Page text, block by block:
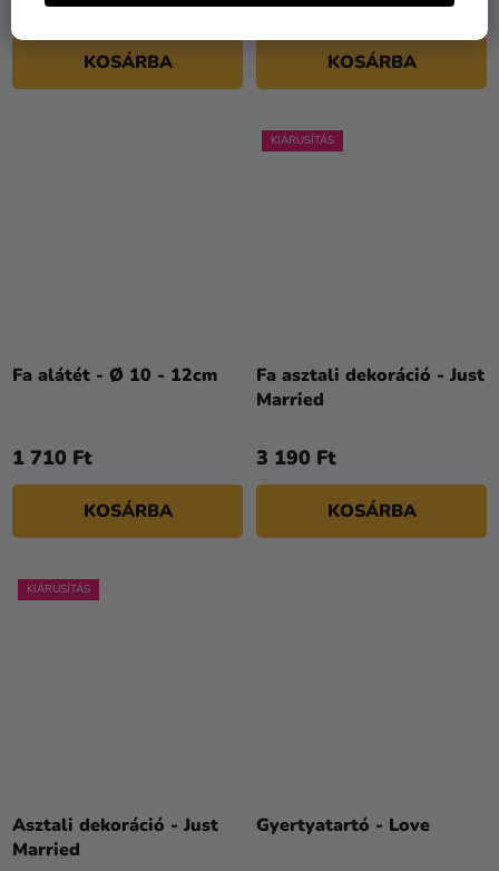
5 090 Ft
KOSÁRBA
950 Ft
KOSÁRBA
Fa alátét - Ø 10 - 12cm
1 710 Ft
KOSÁRBA
KIÁRUSÍTÁS
Fa asztali dekoráció - Just
Married
3 190 Ft
KOSÁRBA
KIÁRUSÍTÁS
Asztali dekoráció - Just
Married
Gyertyatartó - Love